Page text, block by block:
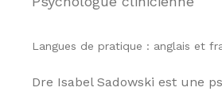
Langues de pratique : anglais et
Dre Isabel Sadowski est une